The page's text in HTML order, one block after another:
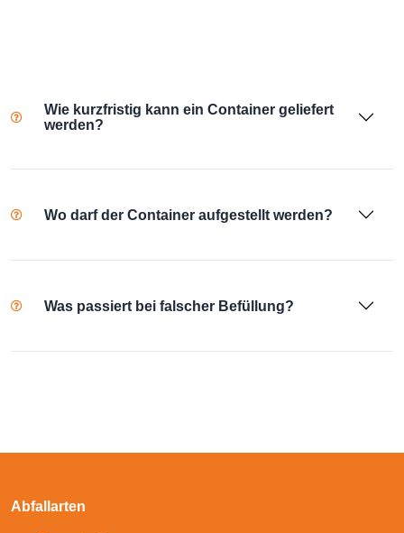
Wie kurzfristig kann ein Container geliefert
werden?
Wo darf der Container aufgestellt werden?
Was passiert bei falscher Befüllung?
Abfallarten